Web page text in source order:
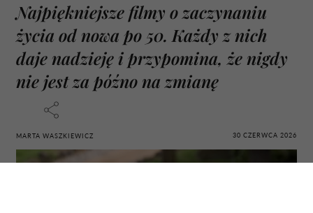
Najpiękniejsze filmy o zaczynaniu
życia od nowa po 50. Każdy z nich
daje nadzieję i przypomina, że nigdy
nie jest za późno na zmianę
MARTA WASZKIEWICZ 30 CZERWCA 2026